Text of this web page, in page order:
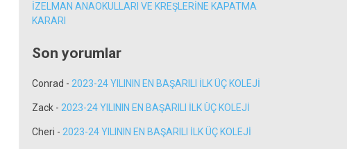
İZELMAN ANAOKULLARI VE KREŞLERİNE KAPATMA
KARARI
Son yorumlar
Conrad - 2023-24 YILININ EN BAŞARILI İLK ÜÇ KOLEJİ
Zack - 2023-24 YILININ EN BAŞARILI İLK ÜÇ KOLEJİ
Cheri - 2023-24 YILININ EN BAŞARILI İLK ÜÇ KOLEJİ